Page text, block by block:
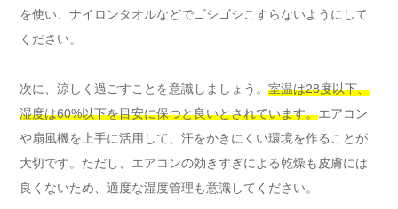
を使い、ナイロンタオルなどでゴシゴシこすらないようにして
ください。
次に、涼しく過ごすことを意識しましょう。 室温は28度以下、
湿度は60%以下を目安に保つと良いとされています。エアコン
や扇風機を上手に活用して、汗をかきにくい環境を作ることが
大切です。ただし、エアコンの効きすぎによる乾燥も皮膚には
良くないため、適度な湿度管理も意識してください。